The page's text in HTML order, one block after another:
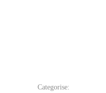
Categorise: